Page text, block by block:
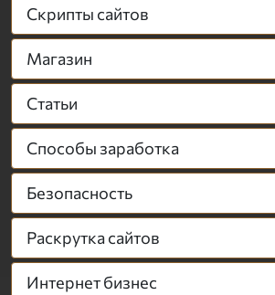
Скрипты сайтов
Магазин
Статьи
Способы заработка
Безопасность
Раскрутка сайтов
Интернет бизнес